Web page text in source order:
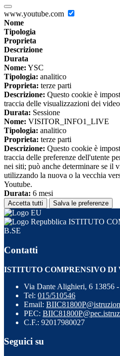
www.youtube.com
Nome
Tipologia
Proprieta
Descrizione
Durata
Nome: YSC
Tipologia: analitico
Proprieta: terze parti
Descrizione: Questo cookie è
traccia delle visualizzazioni dei
Durata: Sessione
Nome: VISITOR_INFO1_LIVE
Tipologia: analitico
Proprieta: terze parti
Descrizione: Questo cookie è
traccia delle preferenze dell'utente
nei siti; può anche determinare se il
utilizzando la nuova o la vecchia
Youtube.
Durata: 6 mesi
Accetta tutti Salva le preferenze
ISTITUTO
B.SE
Contatti
ISTITUTO COMPRENSIVO DI
Via Dante Alighieri, 6 13856
Tel: 015/510546
Email:
PEC:
C.F.: 92017980027
Seguici su